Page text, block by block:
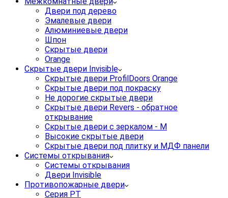
Двери под дерево
Эмалевые двери
Алюминиевые двери
Шпон
Скрытые двери
Orange
Скрытые двери Invisible
Скрытые двери ProfilDoors Orange
Скрытые двери под покраску
Не дорогие скрытые двери
Скрытые двери Revers - обратное
открывание
Скрытые двери с зеркалом - M
Высокие скрытые двери
Скрытые двери под плитку и МДФ панели
Системы открывания
Системы открывания
Двери Invisible
Противопожарные двери
Серия PT